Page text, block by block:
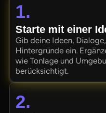
1.
Starte mit einer
Gib deine Ideen,
Hintergründe ein.
wie Tonlage und
berücksichtigt.
2.